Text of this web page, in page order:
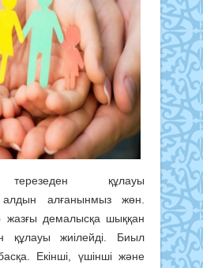
құлауы
алдын алғанынмыз жөн.
жазғы демалысқа шыққан
құлауы жиілейді. Биыл
Екінші, үшінші және